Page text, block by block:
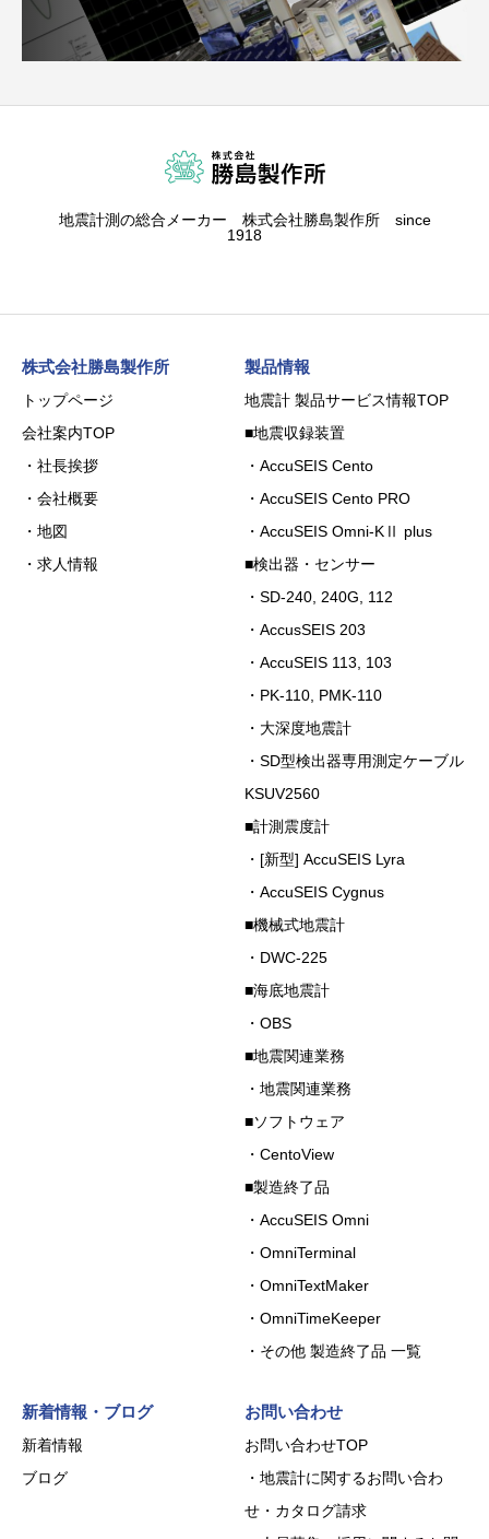
地震計測の総合メーカー 株式会社勝島製作所 since
1918
株式会社勝島製作所
トップページ
会社案内TOP
・社長挨拶
・会社概要
・地図
・求人情報
製品情報
地震計 製品サービス情報TOP
■地震収録装置
・AccuSEIS Cento
・AccuSEIS Cento PRO
・AccuSEIS Omni-KⅡ plus
■検出器・センサー
・SD-240, 240G, 112
・AccusSEIS 203
・AccuSEIS 113, 103
・PK-110, PMK-110
・大深度地震計
・SD型検出器専用測定ケーブル
KSUV2560
■計測震度計
・[新型] AccuSEIS Lyra
・AccuSEIS Cygnus
■機械式地震計
・DWC-225
■海底地震計
・OBS
■地震関連業務
・地震関連業務
■ソフトウェア
・CentoView
■製造終了品
・AccuSEIS Omni
・OmniTerminal
・OmniTextMaker
・OmniTimeKeeper
・その他 製造終了品 一覧
新着情報・ブログ
新着情報
ブログ
お問い合わせ
お問い合わせTOP
・地震計に関するお問い合わ
せ・カタログ請求